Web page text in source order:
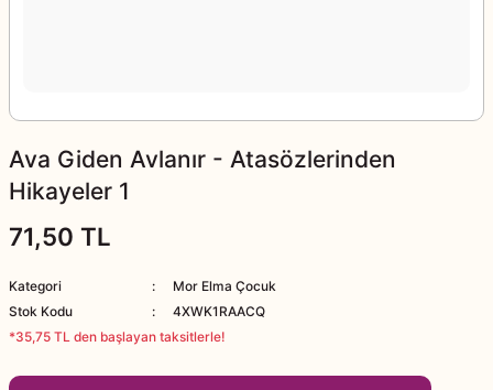
Ava Giden Avlanır - Atasözlerinden
Hikayeler 1
71,50 TL
Kategori
Mor Elma Çocuk
Stok Kodu
4XWK1RAACQ
*35,75 TL den başlayan taksitlerle!